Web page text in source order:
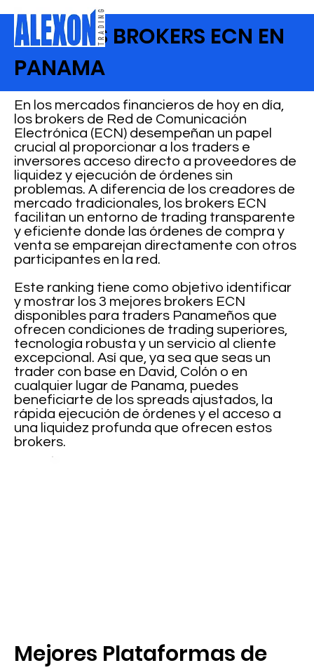
MEJORES BROKERS ECN EN
PANAMA
Mejores Plataformas de
En los mercados financieros de hoy en día,
los brokers de Red de Comunicación
Electrónica (ECN) desempeñan un papel
crucial al proporcionar a los traders e
inversores acceso directo a proveedores de
liquidez y ejecución de órdenes sin
problemas. A diferencia de los creadores de
mercado tradicionales, los brokers ECN
facilitan un entorno de trading transparente
y eficiente donde las órdenes de compra y
venta se emparejan directamente con otros
participantes en la red.
Este ranking tiene como objetivo identificar
y mostrar los 3 mejores brokers ECN
disponibles para traders Panameños que
ofrecen condiciones de trading superiores,
tecnología robusta y un servicio al cliente
excepcional. Así que, ya sea que seas un
trader con base en David, Colón o en
cualquier lugar de Panama, puedes
beneficiarte de los spreads ajustados, la
rápida ejecución de órdenes y el acceso a
una liquidez profunda que ofrecen estos
brokers.